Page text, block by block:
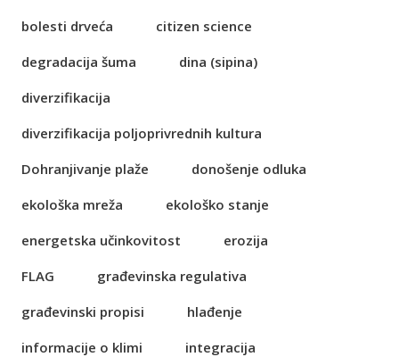
bolesti drveća
citizen science
degradacija šuma
dina (sipina)
diverzifikacija
diverzifikacija poljoprivrednih kultura
Dohranjivanje plaže
donošenje odluka
ekološka mreža
ekološko stanje
energetska učinkovitost
erozija
FLAG
građevinska regulativa
građevinski propisi
hlađenje
informacije o klimi
integracija